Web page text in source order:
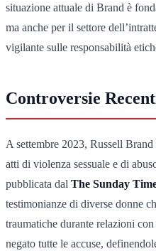
situazione attuale di Brand è
ma anche per il settore
vigilante sulle responsabilità
Controversie
A settembre 2023, Russell
atti di violenza sessuale e di
pubblicata dal The Sunday
testimonianze di diverse donne
traumatiche durante relazioni
negato tutte le accuse,